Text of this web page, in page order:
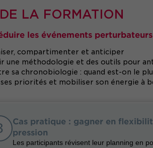
LA FORMATION
les événements
compartimenter et anticiper
une méthodologie et des outils pour
sa chronobiologie : quand est-on le
priorités et mobiliser son énergie à
Cas pratique : gagner en
pression
Les participants révisent leur planning en